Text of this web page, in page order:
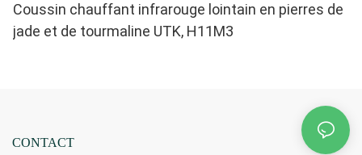
Coussin chauffant infrarouge lointain en pierres de
jade et de tourmaline UTK, H11M3
CONTACT